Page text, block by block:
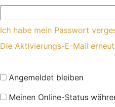
Ich habe mein Passwort
Die Aktivierungs-E-Mail
Angemeldet bleiben
Meinen Online-Status